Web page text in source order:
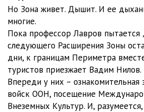
Но Зона живет. Дышит. И ее
многие.
Пока профессор Лавров пытается
следующего Расширения Зоны
дни, к границам Периметра
туристов приезжает Вадим Нилов.
Впереди у них – ознакомительная
войск ООН, посещение
Внеземных Культур. И,